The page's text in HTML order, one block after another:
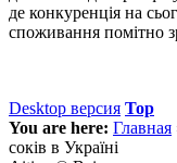
де конкуренція на
споживання помітно
Desktop версия Top
You are here: Главная
соків в Україні